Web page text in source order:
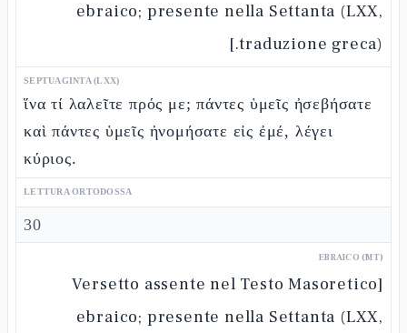
ebraico; presente nella Settanta (LXX,
traduzione greca).]
SEPTUAGINTA (LXX)
ἵνα τί λαλεῖτε πρός με; πάντες ὑμεῖς ἠσεβήσατε
καὶ πάντες ὑμεῖς ἠνομήσατε εἰς ἐμέ, λέγει
κύριος.
LETTURA ORTODOSSA
30
EBRAICO (MT)
[Versetto assente nel Testo Masoretico
ebraico; presente nella Settanta (LXX,